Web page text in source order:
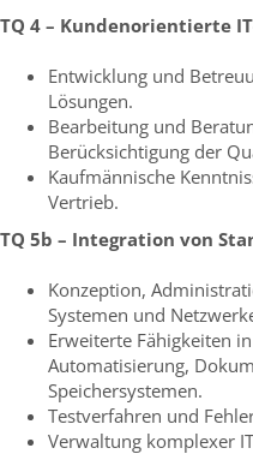
TQ 4 – Kundenorientierte
Entwicklung und
Lösungen.
Bearbeitung und
Berücksichtigung der
Kaufmännische
Vertrieb.
TQ 5b – Integration von
Konzeption,
Systemen und
Erweiterte Fähigkeiten
Automatisierung,
Speichersystemen.
Testverfahren und
Verwaltung komplexer